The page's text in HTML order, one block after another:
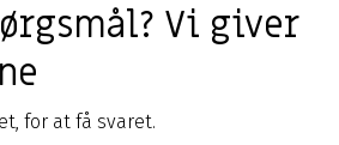
Vi giver
for at få svaret.